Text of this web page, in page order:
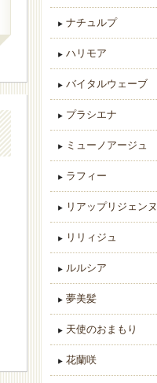
ナチュルプ
ハリモア
バイタルウェーブ
プラシエナ
ミューノアージュ
ラフィー
リアップリジェンヌ
リリィジュ
ルルシア
夢美髪
天使のおまもり
花蘭咲